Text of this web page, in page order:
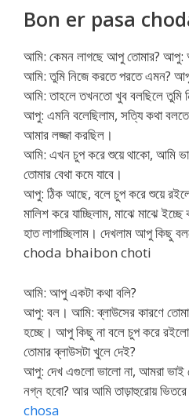
Bon er pasa
আমি: কেমন লাগছে আপু তোমার? আপু:
আমি: তুমি নিজে করতে পরতে এমন?
আমি: তাহলে তখনতো খুব বলছিলে তুমি
আপু: এমনি বলেছিলাম, সত্যি কথা
আমার লজ্জা করছিল।
আমি: এখন চুপ করে শুয়ে থাকো, আমি
তোমার বেথা কমে যাবে।
আপু: ঠিক আছে, বলে চুপ করে শুয়ে
মালিশ করে যাচ্ছিলাম, মাঝে মাঝে
হাত লাগাচ্ছিলাম। দেখলাম আপু কিছু
choda bhaibon choti
আমি: আপু একটা কথা বলি?
আপু: বল। আমি: ব্লাউসের কারণে
হচ্ছে। আপু কিছু না বলে চুপ করে
তোমার ব্লাউসটা খুলে দেই?
আপু: দেখ এগুলো ভালো না, আমরা ভাই
নগ্ন হবো? আর আমি তাড়াহুরোয় ভিতরে
chosa